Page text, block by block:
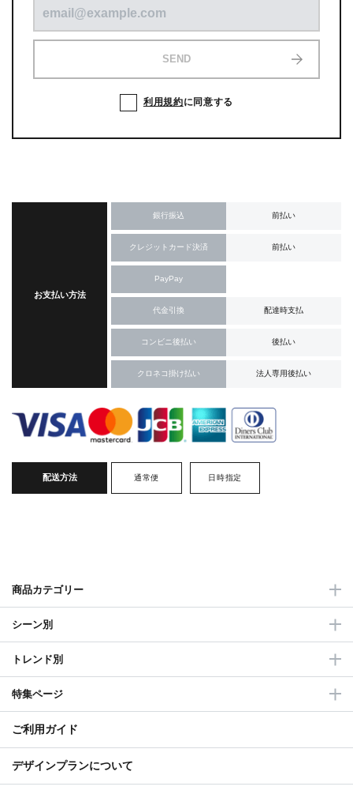
SEND
利用規約に同意する
お支払い方法
銀行振込 前払い
クレジットカード決済 前払い
PayPay
代金引換 配達時支払
コンビニ後払い 後払い
クロネコ掛け払い 法人専用後払い
配送方法 通常便 日時指定
商品カテゴリー
シーン別
トレンド別
特集ページ
ご利用ガイド
デザインプランについて